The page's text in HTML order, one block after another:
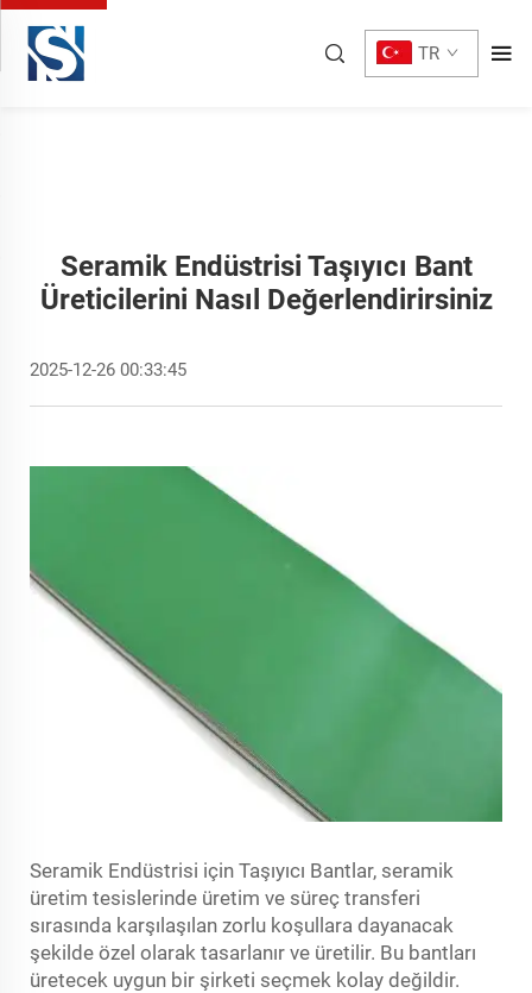
TR
Seramik Endüstrisi Taşıyıcı Bant
Üreticilerini Nasıl Değerlendirirsiniz
2025-12-26 00:33:45
Seramik Endüstrisi için Taşıyıcı Bantlar, seramik
üretim tesislerinde üretim ve süreç transferi
sırasında karşılaşılan zorlu koşullara dayanacak
şekilde özel olarak tasarlanır ve üretilir. Bu bantları
üretecek uygun bir şirketi seçmek kolay değildir.